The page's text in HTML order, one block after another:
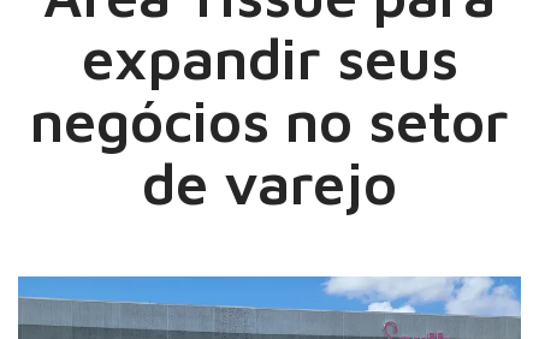
expandir seus
negócios no setor
de varejo